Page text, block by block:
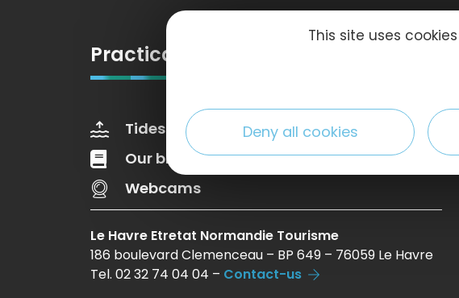
Practical information
Tides
Weather
Our brochures
Web Tv
Webcams
Le Havre Etretat Normandie Tourisme
186 boulevard Clemenceau – BP 649 – 76059 Le Havre
Tel. 02 32 74 04 04 – Contact-us
This site uses
Deny all cookies